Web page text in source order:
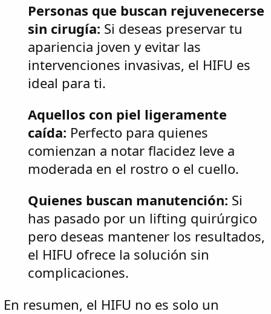
Personas que buscan rejuvenecerse
sin cirugía: Si deseas preservar tu
apariencia joven y evitar las
intervenciones invasivas, el HIFU es
ideal para ti.
Aquellos con piel ligeramente
caída: Perfecto para quienes
comienzan a notar flacidez leve a
moderada en el rostro o el cuello.
Quienes buscan manutención: Si
has pasado por un lifting quirúrgico
pero deseas mantener los resultados,
el HIFU ofrece la solución sin
complicaciones.
En resumen, el HIFU no es solo un